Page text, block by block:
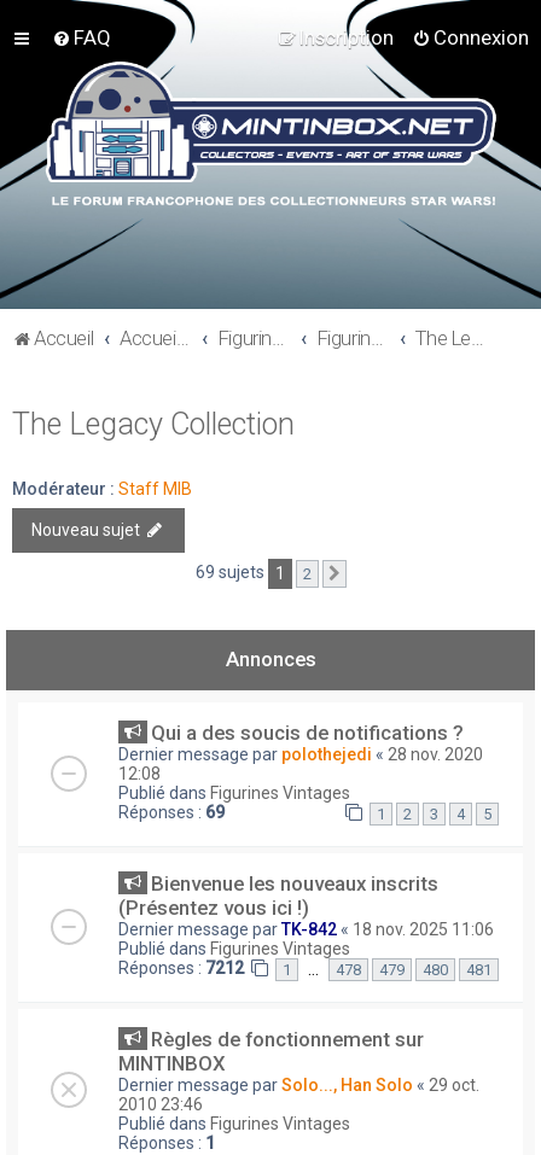
FAQ Connexion
Inscription
Accueil Accueil du forum Figurines 3"3/4, Playsets, Vaisseaux,… Figurines Actuelles The Legacy Collection
The Legacy Collection
Modérateur : Staff MIB
Nouveau sujet
69 sujets 1 2
Annonces
Qui a des soucis de notifications ?
Dernier message par polothejedi « 28 nov. 2020
12:08
Publié dans Figurines Vintages
Réponses : 69 1 2 3 4 5
Bienvenue les nouveaux inscrits
(Présentez vous ici !)
Dernier message parTK-842 « 18 nov. 2025 11:06
Publié dans Figurines Vintages
Réponses : 7212 1 … 478 479 480 481
Règles de fonctionnement sur
MINTINBOX
Dernier message parSolo..., Han Solo « 29 oct.
2010 23:46
Publié dans Figurines Vintages
Réponses : 1